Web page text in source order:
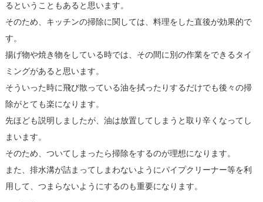
るということもあると思います。
そのため、キッチンの掃除に関しては、料理をした直後が効果的で
す。
揚げ物や焼き物をしている時では、その間に別の作業をできるタイ
ミングがあると思います。
そういった時に飛び散っている油を拭ったりするだけでも後々の掃
除がとても楽になります。
先ほども説明しましたが、油は放置してしまうと取り辛くなってし
まいます。
そのため、ついてしまったら掃除をするのが理想になります。
また、排水溝が詰まってしまわないようにパイプクリーナー等を利
用して、つまらないようにするのも重要になります。